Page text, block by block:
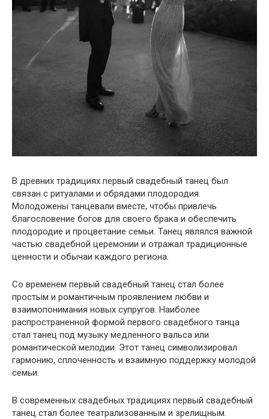
В древних традициях первый свадебный танец был
связан с ритуалами и обрядами плодородия.
Молодожены танцевали вместе, чтобы привлечь
благословение богов для своего брака и обеспечить
плодородие и процветание семьи. Танец являлся важной
частью свадебной церемонии и отражал традиционные
ценности и обычаи каждого региона.
Со временем первый свадебный танец стал более
простым и романтичным проявлением любви и
взаимопонимания новых супругов. Наиболее
распространенной формой первого свадебного танца
стал танец под музыку медленного вальса или
романтической мелодии. Этот танец символизировал
гармонию, сплоченность и взаимную поддержку молодой
семьи.
В современных свадебных традициях первый свадебный
танец стал более театрализованным и зрелищным.